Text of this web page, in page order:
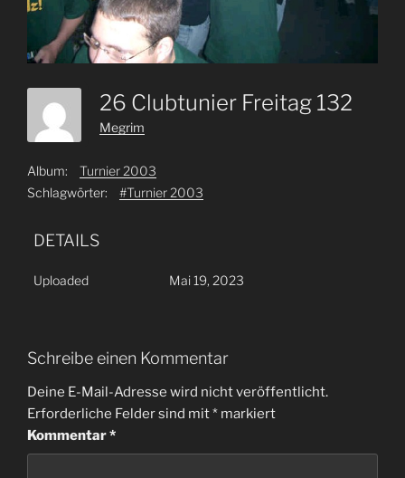
26 Clubtunier Freitag 132
Megrim
Album:
Turnier 2003
Schlagwörter:
#Turnier 2003
DETAILS
Uploaded Mai 19, 2023
Schreibe einen Kommentar
Deine E-Mail-Adresse wird nicht veröffentlicht.
Erforderliche Felder sind mit* markiert
Kommentar*